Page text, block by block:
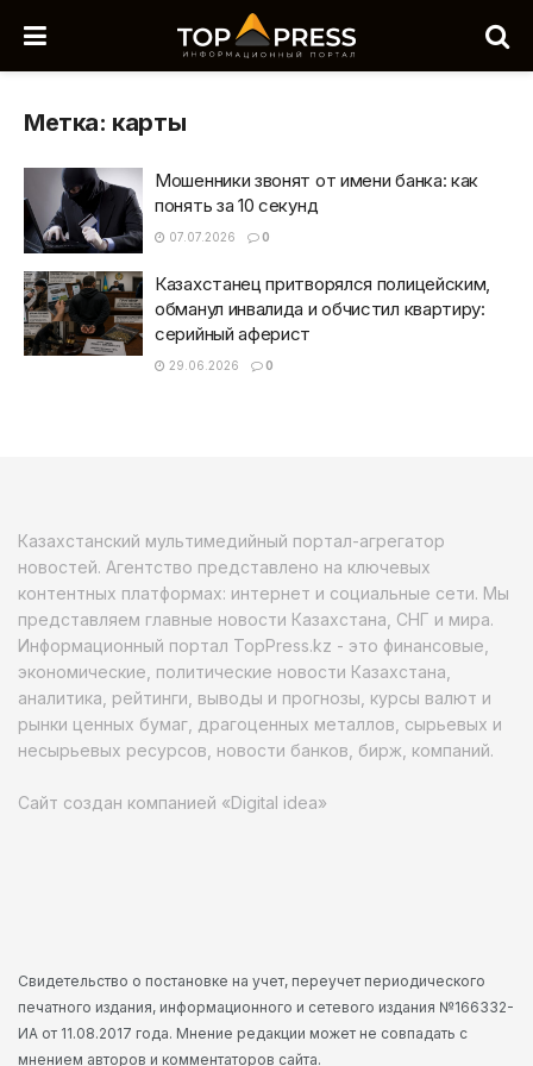
Метка: карты
Мошенники звонят от имени банка: как
понять за 10 секунд
07.07.2026 0
Казахстанец притворялся полицейским,
обманул инвалида и обчистил квартиру:
серийный аферист
29.06.2026 0
Казахстанский мультимедийный портал-агрегатор
новостей. Агентство представлено на ключевых
контентных платформах: интернет и социальные сети. Мы
представляем главные новости Казахстана, СНГ и мира.
Информационный портал TopPress.kz - это финансовые,
экономические, политические новости Казахстана,
аналитика, рейтинги, выводы и прогнозы, курсы валют и
рынки ценных бумаг, драгоценных металлов, сырьевых и
несырьевых ресурсов, новости банков, бирж, компаний.
Сайт создан компанией «Digital idea»
Свидетельство о постановке на учет, переучет периодического
печатного издания, информационного и сетевого издания №166332-
ИА от 11.08.2017 года. Мнение редакции может не совпадать с
мнением авторов и комментаторов сайта.